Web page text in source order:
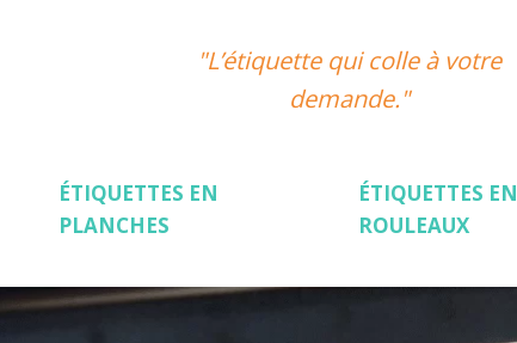
"L’étiquette qui colle à votre
demande."
ÉTIQUETTES EN
PLANCHES
ÉTIQUETTES EN
ROULEAUX